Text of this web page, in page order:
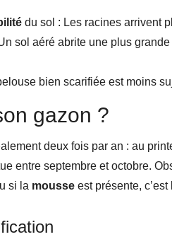
du sol : Les racines arrivent
sol aéré abrite une plus
bien scarifiée est moins
gazon ?
deux fois par an : au
entre septembre et octobre.
si la mousse est présente, c’est